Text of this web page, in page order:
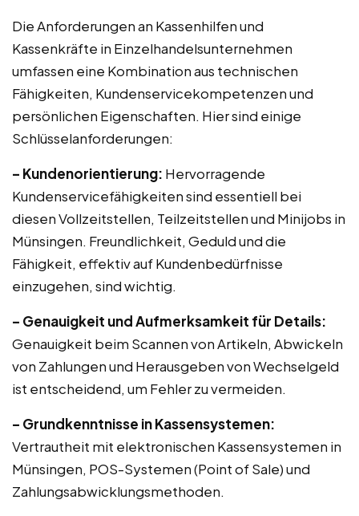
Die Anforderungen an Kassenhilfen und
Kassenkräfte in Einzelhandelsunternehmen
umfassen eine Kombination aus technischen
Fähigkeiten, Kundenservicekompetenzen und
persönlichen Eigenschaften. Hier sind einige
Schlüsselanforderungen:
– Kundenorientierung: Hervorragende
Kundenservicefähigkeiten sind essentiell bei
diesen Vollzeitstellen, Teilzeitstellen und Minijobs in
Münsingen. Freundlichkeit, Geduld und die
Fähigkeit, effektiv auf Kundenbedürfnisse
einzugehen, sind wichtig.
– Genauigkeit und Aufmerksamkeit für Details:
Genauigkeit beim Scannen von Artikeln, Abwickeln
von Zahlungen und Herausgeben von Wechselgeld
ist entscheidend, um Fehler zu vermeiden.
– Grundkenntnisse in Kassensystemen:
Vertrautheit mit elektronischen Kassensystemen in
Münsingen, POS-Systemen (Point of Sale) und
Zahlungsabwicklungsmethoden.